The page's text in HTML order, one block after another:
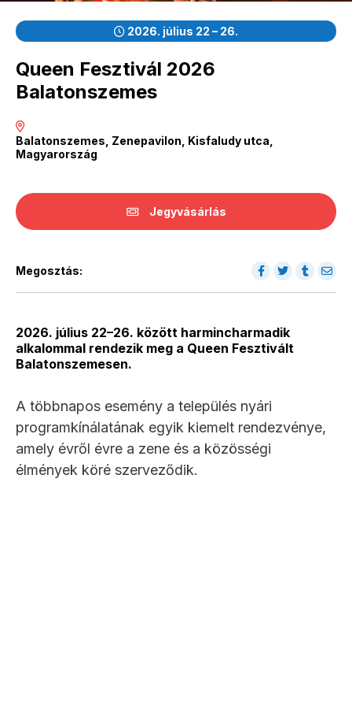
2026. július 22 – 26.
Queen Fesztivál 2026
Balatonszemes
Balatonszemes, Zenepavilon, Kisfaludy utca,
Magyarország
Jegyvásárlás
Megosztás:
2026. július 22–26. között harmincharmadik
alkalommal rendezik meg a Queen Fesztivált
Balatonszemesen.
A többnapos esemény a település nyári
programkínálatának egyik kiemelt rendezvénye,
amely évről évre a zene és a közösségi
élmények köré szerveződik.